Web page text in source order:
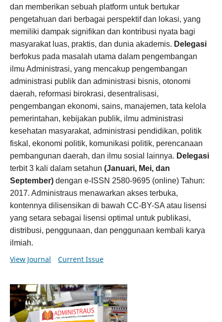
dan memberikan sebuah platform untuk bertukar
pengetahuan dari berbagai perspektif dan lokasi, yang
memiliki dampak signifikan dan kontribusi nyata bagi
masyarakat luas, praktis, dan dunia akademis. Delegasi
berfokus pada masalah utama dalam pengembangan
ilmu Administrasi, yang mencakup pengembangan
administrasi publik dan administrasi bisnis, otonomi
daerah, reformasi birokrasi, desentralisasi,
pengembangan ekonomi, sains, manajemen, tata kelola
pemerintahan, kebijakan publik, ilmu administrasi
kesehatan masyarakat, administrasi pendidikan, politik
fiskal, ekonomi politik, komunikasi politik, perencanaan
pembangunan daerah, dan ilmu sosial lainnya. Delegasi
terbit 3 kali dalam setahun (Januari, Mei, dan
September)dengan e-ISSN 2580-9695 (online) Tahun:
2017. Administraus menawarkan akses terbuka,
kontennya dilisensikan di bawah CC-BY-SA atau lisensi
yang setara sebagai lisensi optimal untuk publikasi,
distribusi, penggunaan, dan penggunaan kembali karya
ilmiah.
View Journal Current Issue